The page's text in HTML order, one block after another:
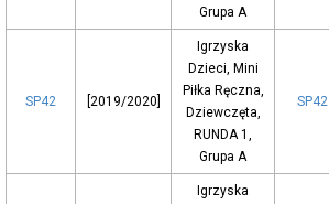
Grupa A
SP42 [2019/2020]
Igrzyska
Dzieci, Mini
Piłka Ręczna,
Dziewczęta,
RUNDA 1,
Grupa A
SP42
Igrzyska